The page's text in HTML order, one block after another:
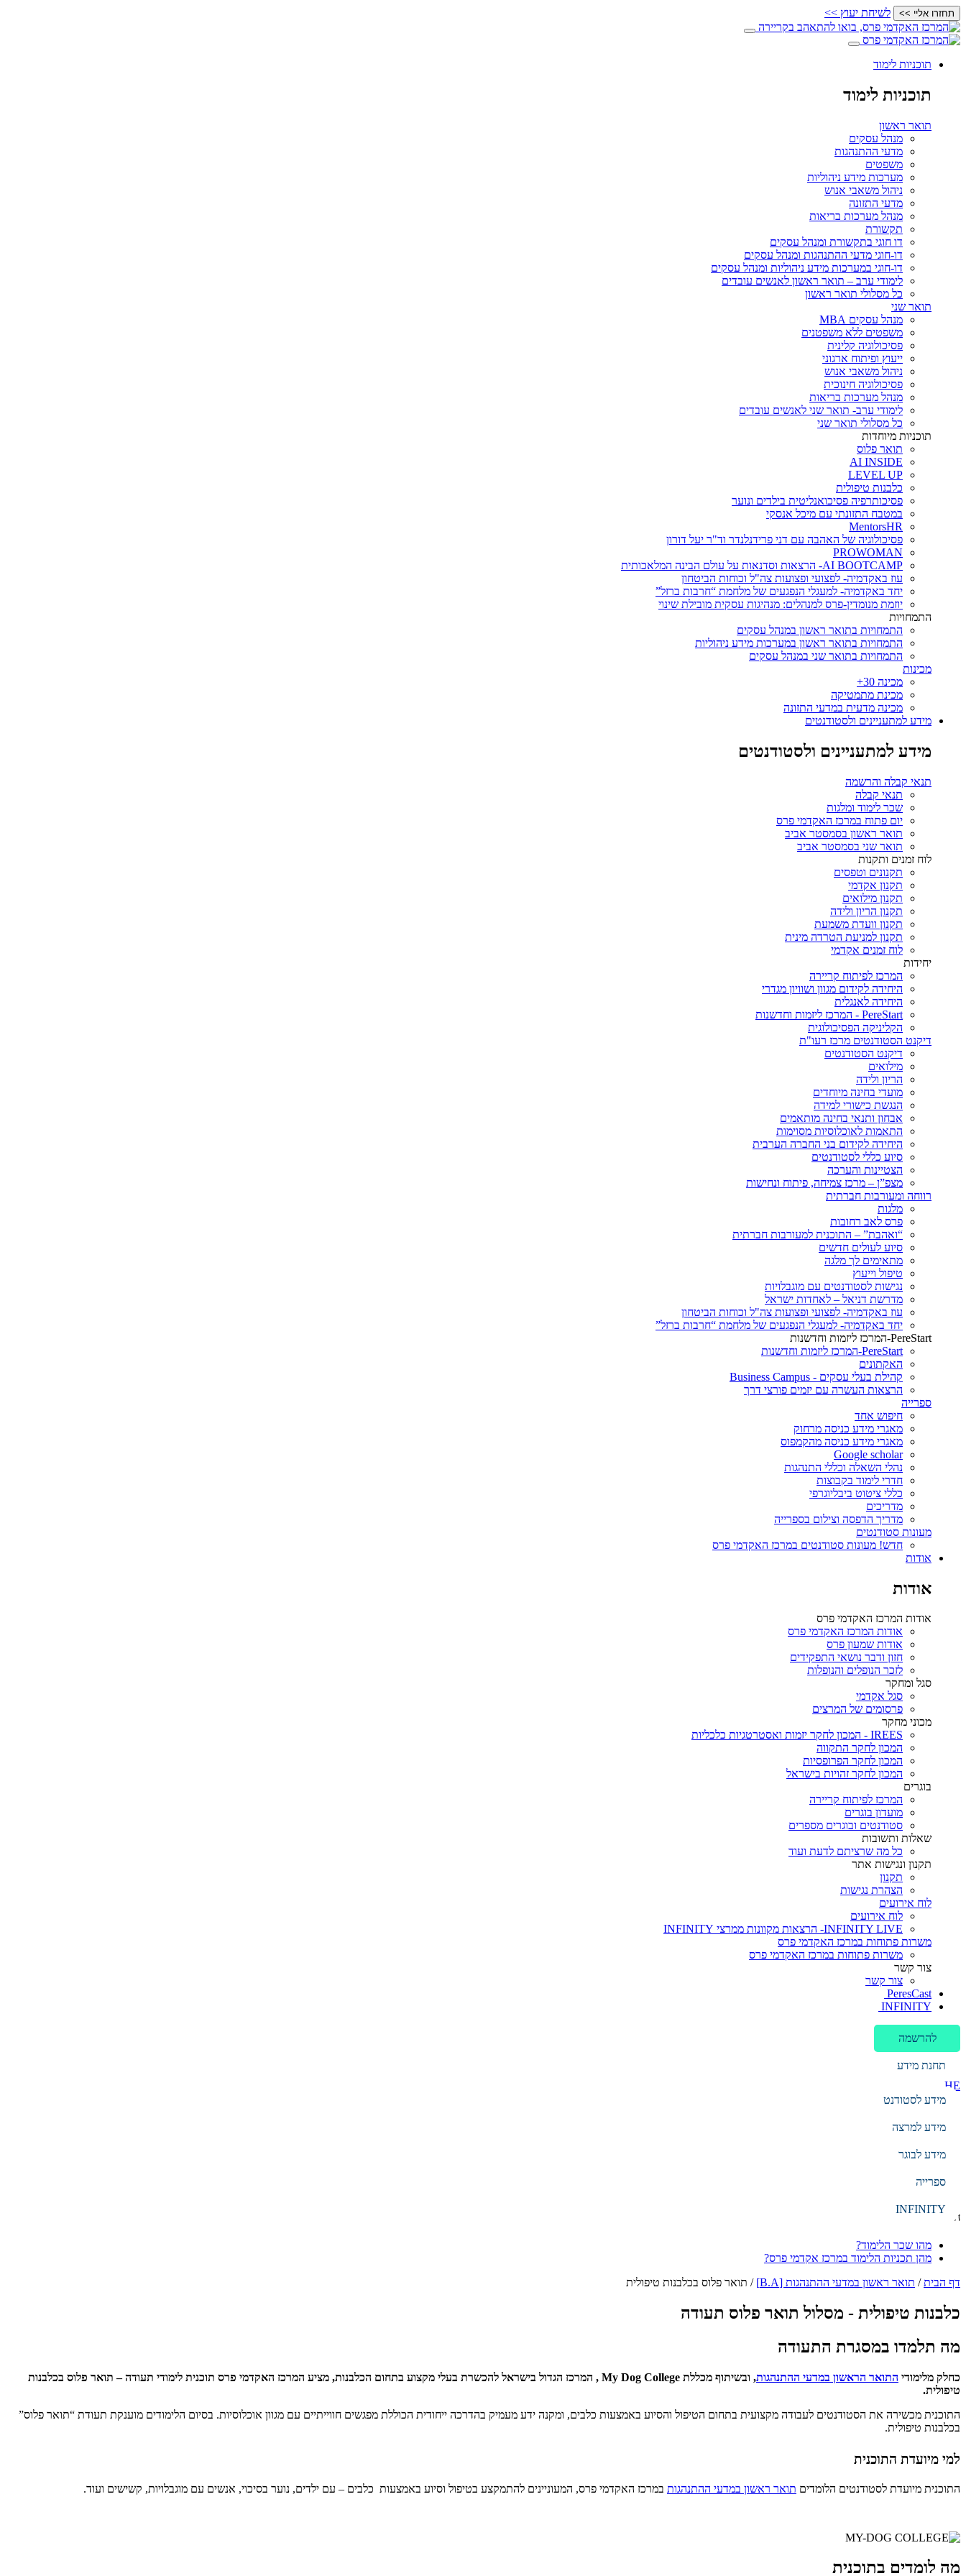
תחזרו אליי >> לשיחת יעוץ >>
תוכניות לימוד
תוכניות לימוד
תואר ראשון
מנהל עסקים
מדעי ההתנהגות
משפטים
מערכות מידע ניהוליות
ניהול משאבי אנוש
מדעי התזונה
מנהל מערכות בריאות
תקשורת
דו חוגי בתקשורת ומנהל עסקים
דו-חוגי מדעי ההתנהגות ומנהל עסקים
דו-חוגי במערכות מידע ניהוליות ומנהל עסקים
לימודי ערב – תואר ראשון לאנשים עובדים
כל מסלולי תואר ראשון
תואר שני
מנהל עסקים MBA
משפטים ללא משפטנים
פסיכולוגיה קלינית
ייעוץ ופיתוח ארגוני
ניהול משאבי אנוש
פסיכולוגיה חינוכית
מנהל מערכות בריאות
לימודי ערב- תואר שני לאנשים עובדים
כל מסלולי תואר שני
תוכניות מיוחדות
תואר פלוס
AI INSIDE
LEVEL UP
כלבנות טיפולית
פסיכותרפיה פסיכואנליטית בילדים ונוער
במטבח התזונתי עם מיכל אנסקי
MentorsHR
פסיכולוגיה של האהבה עם דני פרידנלנדר וד"ר יעל דורון
PROWOMAN
AI BOOTCAMP- הרצאות וסדנאות על עולם הבינה המלאכותית
עוז באקדמיה- לפצועי ופצועות צה"ל וכוחות הביטחון
יחד באקדמיה- למעגלי הנפגעים של מלחמת “חרבות ברזל”
יוזמת מנומדין-פרס למנהלים: מנהיגות עסקית מובילת שינוי
התמחויות
התמחויות בתואר ראשון במנהל עסקים
התמחויות בתואר ראשון במערכות מידע ניהוליות
התמחויות בתואר שני במנהל עסקים
מכינות
מכינה 30+
מכינת מתמטיקה
מכינה מדעית במדעי התזונה
מידע למתעניינים ולסטודנטים
מידע למתעניינים ולסטודנטים
תנאי קבלה והרשמה
תנאי קבלה
שכר לימוד ומלגות
יום פתוח במרכז האקדמי פרס
תואר ראשון בסמסטר אביב
תואר שני בסמסטר אביב
לוח זמנים ותקנות
תקנונים וטפסים
תקנון אקדמי
תקנון מילואים
תקנון הריון ולידה
תקנון וועדת משמעת
תקנון למניעת הטרדה מינית
לוח זמנים אקדמי
יחידות
המרכז לפיתוח קריירה
היחידה לקידום מגוון ושוויון מגדרי
היחידה לאנגלית
PereStart - המרכז ליזמות וחדשנות
הקליניקה הפסיכולוגית
דיקנט הסטודנטים מרכז רעו"ת
דיקנט הסטודנטים
מילואים
הריון ולידה
מועדי בחינה מיוחדים
הנגשת כישורי למידה
אבחון ותנאי בחינה מותאמים
התאמות לאוכלוסיות מסוימות
היחידה לקידום בני החברה הערבית
סיוע כללי לסטודנטים
הצטיינות והערכה
מצפ”ן – מרכז צמיחה, פיתוח ונחישות
רווחה ומעורבות חברתית
מלגות
פרס לאב רחובות
“ואהבת” – התוכנית למעורבות חברתית
סיוע לעולים חדשים
מתאימים לך מלגה
טיפול וייעוץ
נגישות לסטודנטים עם מוגבלויות
מדרשת דניאל – לאחדות ישראל
עוז באקדמיה- לפצועי ופצועות צה"ל וכוחות הביטחון
יחד באקדמיה- למעגלי הנפגעים של מלחמת “חרבות ברזל”
PereStart-המרכז ליזמות וחדשנות
PereStart-המרכז ליזמות וחדשנות
האקתונים
קהילת בעלי עסקים - Business Campus
הרצאות העשרה עם יזמים פורצי דרך
ספרייה
חיפוש אחד
מאגרי מידע כניסה מרחוק
מאגרי מידע כניסה מהקמפוס
Google scholar
נהלי השאלה וכללי התנהגות
חדרי לימוד בקבוצות
כללי ציטוט ביבליוגרפי
מדריכים
מדריך הדפסה וצילום בספרייה
מעונות סטודנטים
חדש! מעונות סטודנטים במרכז האקדמי פרס
אודות
אודות
אודות המרכז האקדמי פרס
אודות המרכז האקדמי פרס
אודות שמעון פרס
חזון ודבר נושאי התפקידים
לזכר הנופלים והנופלות
סגל ומחקר
סגל אקדמי
פרסומים של המרצים
מכוני מחקר
IREES - המכון לחקר יזמות ואסטרטגיות כלכליות
המכון לחקר התקווה
המכון לחקר הפרופסיות
המכון לחקר זהויות בישראל
בוגרים
המרכז לפיתוח קריירה
מועדון בוגרים
סטודנטים ובוגרים מספרים
שאלות ותשובות
כל מה שרציתם לדעת ועוד
תקנון ונגישות אתר
תקנון
הצהרת נגישות
לוח אירועים
לוח אירועים
INFINITY LIVE- הרצאות מקוונות ממרצי INFINITY
משרות פתוחות במרכז האקדמי פרס
משרות פתוחות במרכז האקדמי פרס
צור קשר
צור קשר
PeresCast
INFINITY
להרשמה
תחנת מידע
מידע לסטודנט
מידע למרצה
מידע לבוגר
ספרייה
INFINITY
HE
עברית
חיפושים נפוצים
מהו שכר הלימוד?
מהן תכניות הלימוד במרכז אקדמי פרס?
דף הבית/ תואר ראשון במדעי ההתנהגות [B.A] / תואר פלוס בכלבנות טיפולית
כלבנות טיפולית - מסלול תואר פלוס תעודה
מה תלמדו במסגרת התעודה
כחלק מלימודי התואר הראשון במדעי ההתנהגות
, ובשיתוף מכללת My Dog College , המרכז הגדול בישראל להכשרת בעלי מקצוע בתחום הכלבנות, מציע המרכז האקדמי פרס תוכנית לימודי תעודה – תואר פלוס בכלבנות
טיפולית.
התוכנית מכשירה את הסטודנטים לעבודה מקצועית בתחום הטיפול והסיוע באמצעות כלבים, ומקנה ידע מעמיק בהדרכה ייחודית הכוללת מפגשים חווייתיים עם מגוון אוכלוסיות. בסיום הלימודים מוענקת תעודת “תואר פלוס”
בכלבנות טיפולית.
למי מיועדת התוכנית
התוכנית מיועדת לסטודנטים הלומדים תואר ראשון במדעי ההתנהגות במרכז האקדמי פרס, המעוניינים להתמקצע בטיפול וסיוע באמצעות כלבים – עם ילדים, נוער בסיכוי, אנשים עם מוגבלויות, קשישים ועוד.
מה לומדים בתוכנית